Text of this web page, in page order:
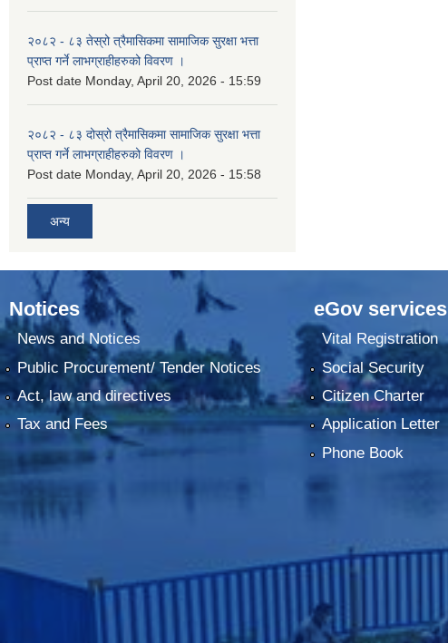
२०८२ - ८३ तेस्रो त्रैमासिकमा सामाजिक सुरक्षा भत्ता
प्राप्त गर्ने लाभग्राहीहरुको विवरण ।
Post date Monday, April 20, 2026 - 15:59
२०८२ - ८३ दोस्रो त्रैमासिकमा सामाजिक सुरक्षा भत्ता
प्राप्त गर्ने लाभग्राहीहरुको विवरण ।
Post date Monday, April 20, 2026 - 15:58
अन्य
Notices
News and Notices
Public Procurement/ Tender Notices
Act, law and directives
Tax and Fees
eGov services
Vital Registration
Social Security
Citizen Charter
Application Letter
Phone Book